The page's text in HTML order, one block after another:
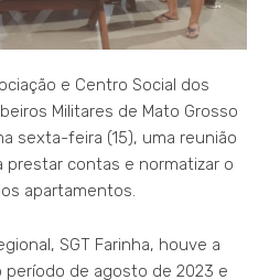
e Centro Social dos
Militares de Mato Grosso
sexta-feira (15), uma reunião
prestar contas e normatizar o
apartamentos.
SGT Farinha, houve a
de agosto de 2023 e